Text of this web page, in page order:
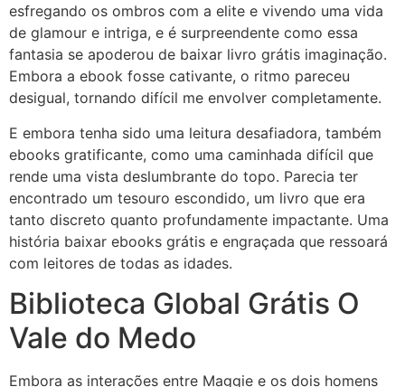
esfregando os ombros com a elite e vivendo uma vida
de glamour e intriga, e é surpreendente como essa
fantasia se apoderou de baixar livro grátis imaginação.
Embora a ebook fosse cativante, o ritmo pareceu
desigual, tornando difícil me envolver completamente.
E embora tenha sido uma leitura desafiadora, também
ebooks gratificante, como uma caminhada difícil que
rende uma vista deslumbrante do topo. Parecia ter
encontrado um tesouro escondido, um livro que era
tanto discreto quanto profundamente impactante. Uma
história baixar ebooks grátis e engraçada que ressoará
com leitores de todas as idades.
Biblioteca Global Grátis O
Vale do Medo
Embora as interações entre Maggie e os dois homens